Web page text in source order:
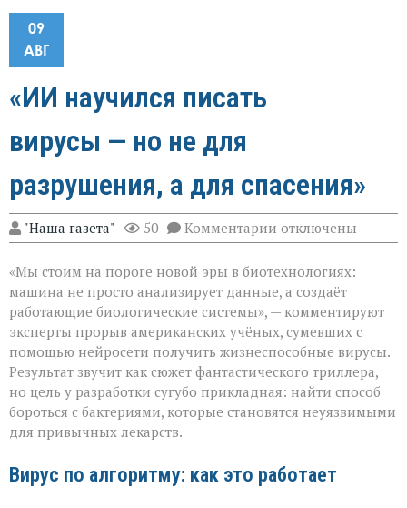
09
АВГ
«ИИ научился писать
вирусы — но не для
разрушения, а для спасения»
"Наша газета" 50 Комментарии к
записи
научился
писать
вирусы — но
не
для
разрушения,
а
для
спасения»
отключены
«Мы стоим на пороге новой эры в биотехнологиях:
машина не просто анализирует данные, а создаёт
работающие биологические системы», — комментируют
эксперты прорыв американских учёных, сумевших с
помощью нейросети получить жизнеспособные вирусы.
Результат звучит как сюжет фантастического триллера,
но цель у разработки сугубо прикладная: найти способ
бороться с бактериями, которые становятся неуязвимыми
для привычных лекарств.
Вирус по алгоритму: как это работает